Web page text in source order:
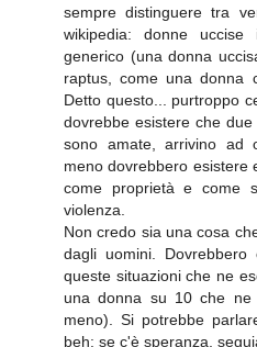
sempre distinguere tra
wikipedia: donne
generico (una donna
raptus, come una donna
Detto questo... purtroppo
dovrebbe esistere che
sono amate, arrivino ad
meno dovrebbero esistere
come proprietà e come
violenza.
Non credo sia una cosa
dagli uomini.
queste situazioni che ne
una donna su 10 che ne
meno). Si potrebbe
beh: se c'è speranza,